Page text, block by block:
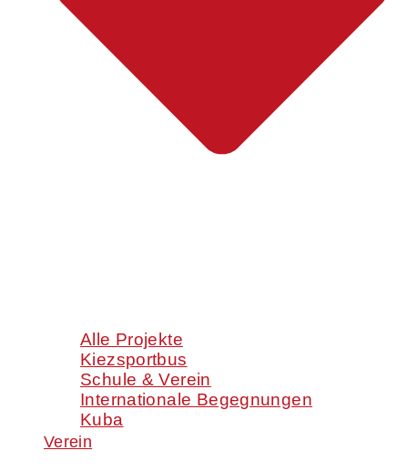
Alle Projekte
Kiezsportbus
Schule & Verein
Internationale Begegnungen
Kuba
Verein